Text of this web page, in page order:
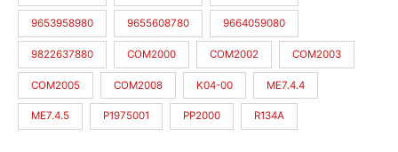
9653958980 9655608780 9664059080
9822637880 COM2000 COM2002 COM2003
COM2005 COM2008 K04-00 ME7.4.4
ME7.4.5 P1975001 PP2000 R134A